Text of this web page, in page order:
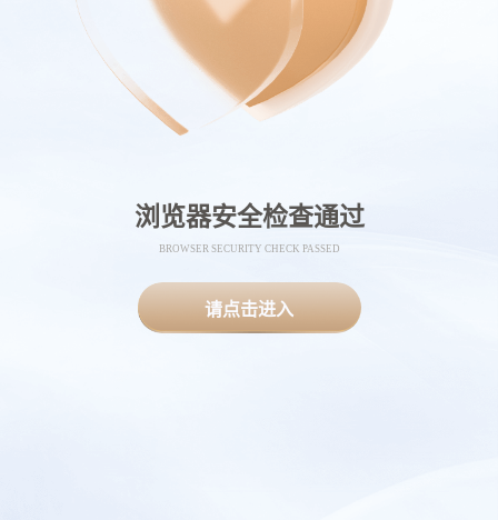
浏览器安全检查通过
BROWSER SECURITY CHECK PASSED
请点击进入